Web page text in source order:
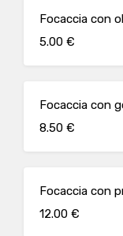
Focaccia con
5.00 €
Focaccia con
8.50 €
Focaccia con
12.00 €